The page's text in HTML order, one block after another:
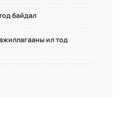
байдал
ил тод